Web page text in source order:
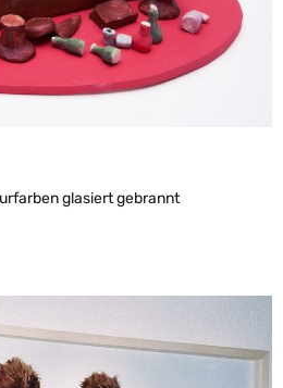
glasiert gebrannt